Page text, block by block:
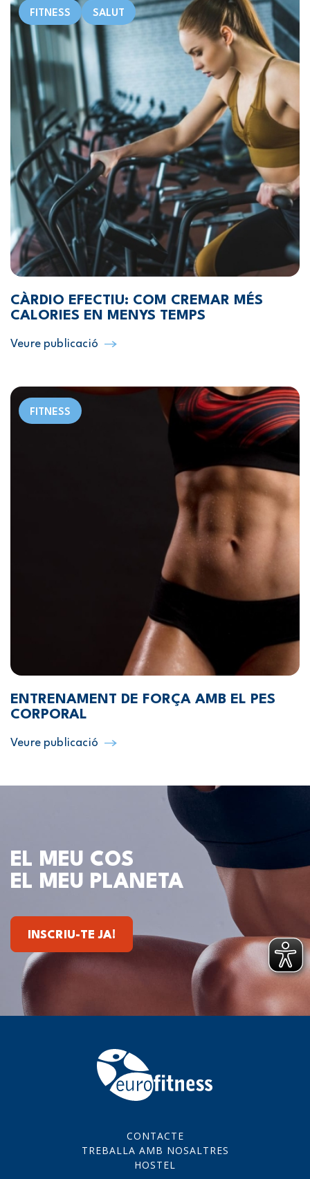
FITNESS SALUT
CÀRDIO EFECTIU: COM CREMAR MÉS
CALORIES EN MENYS TEMPS
Veure publicació
FITNESS
ENTRENAMENT DE FORÇA AMB EL PES
CORPORAL
Veure publicació
EL MEU COS
EL MEU PLANETA
INSCRIU-TE JA!
CONTACTE
TREBALLA AMB NOSALTRES
HOSTEL